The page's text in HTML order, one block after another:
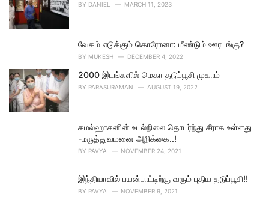
BY DANIEL MARCH 11, 2023
வேகம் எடுக்கும் கொரோனா: மீண்டும் ஊரடங்கு?
BY MUKESH DECEMBER 4, 2022
2000 இடங்களில் மெகா தடுப்பூசி முகாம்
BY PARASURAMAN AUGUST 19, 2022
கமல்ஹாசனின் உடல்நிலை தொடர்ந்து சீராக உள்ளது
-மருத்துவமனை அறிக்கை..!
BY PAVYA NOVEMBER 24, 2021
இந்தியாவில் பயன்பாட்டிற்கு வரும் புதிய தடுப்பூசி!!
BY PAVYA NOVEMBER 9, 2021